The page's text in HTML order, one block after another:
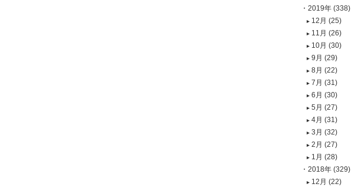
2019年 (338)
12月 (25)
11月 (26)
10月 (30)
9月 (29)
8月 (22)
7月 (31)
6月 (30)
5月 (27)
4月 (31)
3月 (32)
2月 (27)
1月 (28)
2018年 (329)
12月 (22)